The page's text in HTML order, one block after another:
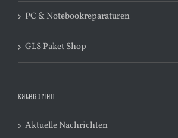
PC & Notebookreparaturen
GLS Paket Shop
Kategorien
Aktuelle Nachrichten